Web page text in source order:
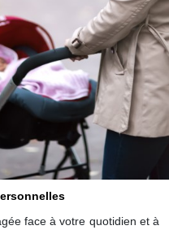
face à votre quotidien et à